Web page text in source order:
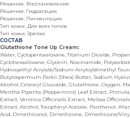
Решение: Восстановление
Решение: Гидратация
Решение: Пигментация
Тип кожи: Для всех типов
Тип кожи: Зрелая
СОСТАВ
Glutathione Tone Up Cream:
Water, Cyclopentasiloxane, Titanium Dioxide,
Cyclohexasiloxane, Glycerin, Niacinamide,
Hydroxyethyl Acrylate/Sodium Acryloyldimethyl
Butyrospermum Parkii (Shea) Butter, Sodium
Alcohol, Cetearyl Glucoside, Glutathione, Oxygen,
Mentha Piperita (Peppermint) Leaf Extract,
Extract, Veronica Officinalis Extract, Melissa
Extract, Alcohol, Tocopheryl Acetate, Panthenol,
Acid, Dimethiconol, Dimethicone, Dimethicone/